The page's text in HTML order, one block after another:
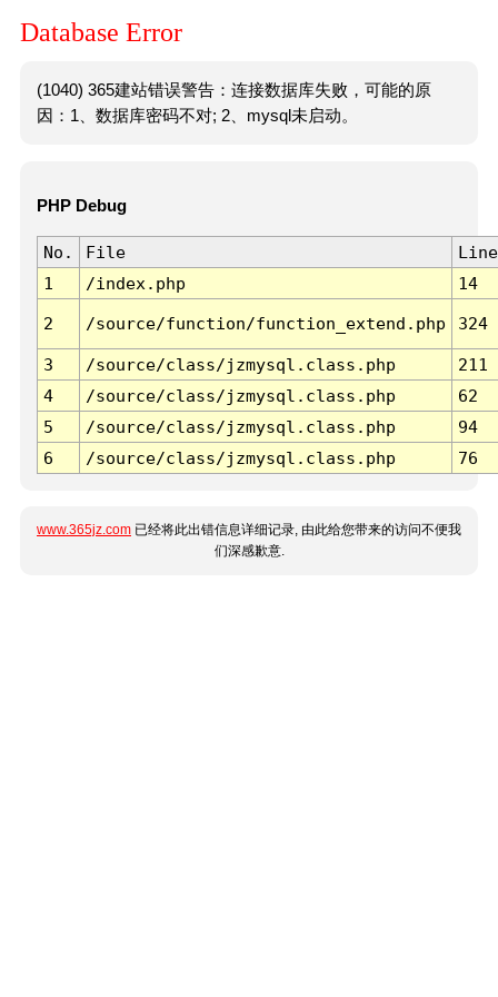
Database Error
(1040) 365建站错误警告：连接数据库失败，可能的原
因：1、数据库密码不对; 2、mysql未启动。
PHP Debug
No. File
Line
1
/index.php 14
2 /source/function/function_extend.php 324
3 /source/class/jzmysql.class.php
211
4
/source/class/jzmysql.class.php
62
5
/source/class/jzmysql.class.php
94
6
/source/class/jzmysql.class.php 76
www.365jz.com 已经将此出错信息详细记录, 由此给您带来的访问不便我
们深感歉意.